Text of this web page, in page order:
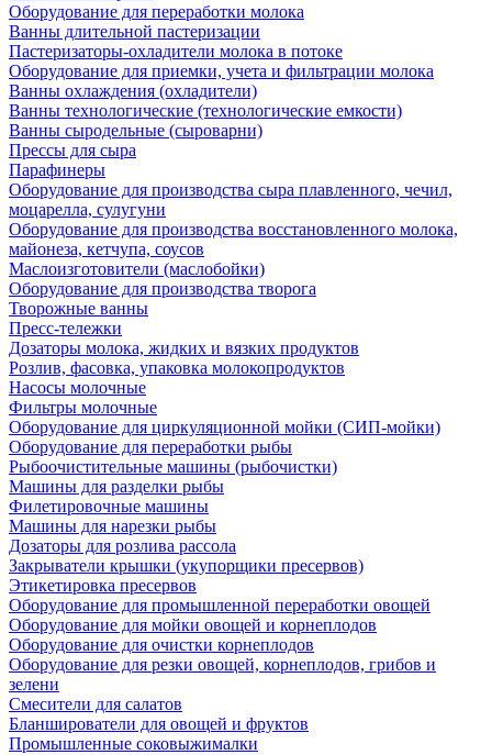
Оборудование для переработки молока
Ванны длительной пастеризации
Пастеризаторы-охладители молока в потоке
Оборудование для приемки, учета и фильтрации молока
Ванны охлаждения (охладители)
Ванны технологические (технологические емкости)
Ванны сыродельные (сыроварни)
Прессы для сыра
Парафинеры
Оборудование для производства сыра плавленного, чечил,
моцарелла, сулугуни
Оборудование для производства восстановленного молока,
майонеза, кетчупа, соусов
Маслоизготовители (маслобойки)
Оборудование для производства творога
Творожные ванны
Пресс-тележки
Дозаторы молока, жидких и вязких продуктов
Розлив, фасовка, упаковка молокопродуктов
Насосы молочные
Фильтры молочные
Оборудование для циркуляционной мойки (СИП-мойки)
Оборудование для переработки рыбы
Рыбоочистительные машины (рыбочистки)
Машины для разделки рыбы
Филетировочные машины
Машины для нарезки рыбы
Дозаторы для розлива рассола
Закрыватели крышки (укупорщики пресервов)
Этикетировка пресервов
Оборудование для промышленной переработки овощей
Оборудование для мойки овощей и корнеплодов
Оборудование для очистки корнеплодов
Оборудование для резки овощей, корнеплодов, грибов и
зелени
Смесители для салатов
Бланширователи для овощей и фруктов
Промышленные соковыжималки